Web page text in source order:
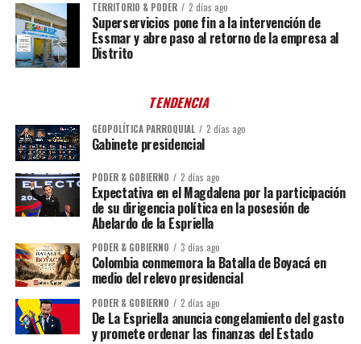
TERRITORIO & PODER 2 días ago
Superservicios pone fin a la intervención de
Essmar y abre paso al retorno de la empresa al
Distrito
TENDENCIA
GEOPOLÍTICA PARROQUIAL 2 días ago
Gabinete presidencial
PODER & GOBIERNO 2 días ago
Expectativa en el Magdalena por la participación
de su dirigencia política en la posesión de
Abelardo de la Espriella
PODER & GOBIERNO 3 días ago
Colombia conmemora la Batalla de Boyacá en
medio del relevo presidencial
PODER & GOBIERNO 2 días ago
De La Espriella anuncia congelamiento del gasto
y promete ordenar las finanzas del Estado